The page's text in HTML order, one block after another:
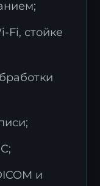
Fi, стойке
и